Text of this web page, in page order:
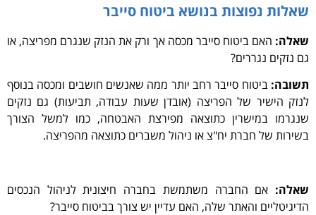
שאלות נפוצות בנושא ביטוח סייבר
שאלה: האם ביטוח סייבר מכסה אך ורק את הנזק שנגרם מפריצה, או
גם נזקים נגררים?
תשובה: ביטוח סייבר רחב יותר ממה שאנשים חושבים ומכסה בנוסף
לנזק הישיר של הפריצה (אובדן שעות עבודה, תביעות) גם נזקים
שנגרמו במישרין כתוצאה מפירצת האבטחה, כמו למשל הצורך
בשירות של חברת יח"צ או ניהול משברים כתוצאה מהפריצה.
שאלה: אם החברה משתמשת בחברה חיצונית לניהול הנכסים
הדיגיטליים והאתר שלה, האם עדיין יש צורך בביטוח סייבר?